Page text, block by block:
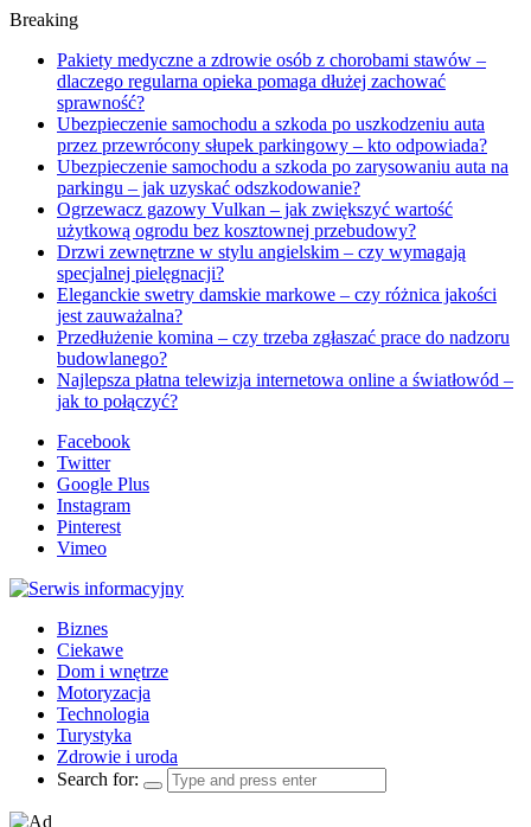
Breaking
Pakiety medyczne a zdrowie osób z chorobami stawów –
dlaczego regularna opieka pomaga dłużej zachować
sprawność?
Ubezpieczenie samochodu a szkoda po uszkodzeniu auta
przez przewrócony słupek parkingowy – kto odpowiada?
Ubezpieczenie samochodu a szkoda po zarysowaniu auta na
parkingu – jak uzyskać odszkodowanie?
Ogrzewacz gazowy Vulkan – jak zwiększyć wartość
użytkową ogrodu bez kosztownej przebudowy?
Drzwi zewnętrzne w stylu angielskim – czy wymagają
specjalnej pielęgnacji?
Eleganckie swetry damskie markowe – czy różnica jakości
jest zauważalna?
Przedłużenie komina – czy trzeba zgłaszać prace do nadzoru
budowlanego?
Najlepsza płatna telewizja internetowa online a światłowód –
jak to połączyć?
Facebook
Twitter
Google Plus
Instagram
Pinterest
Vimeo
Biznes
Ciekawe
Dom i wnętrze
Motoryzacja
Technologia
Turystyka
Zdrowie i uroda
Search for: